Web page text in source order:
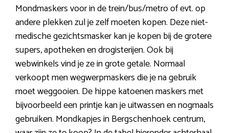
Mondmaskers voor in de trein/bus/metro of evt. op
andere plekken zul je zelf moeten kopen. Deze niet-
medische gezichtsmasker kan je kopen bij de grotere
supers, apotheken en drogisterijen. Ook bij
webwinkels vind je ze in grote getale. Normaal
verkoopt men wegwerpmaskers die je na gebruik
moet weggooien. De hippe katoenen maskers met
bijvoorbeeld een printje kan je uitwassen en nogmaals
gebruiken. Mondkapjes in Bergschenhoek centrum,